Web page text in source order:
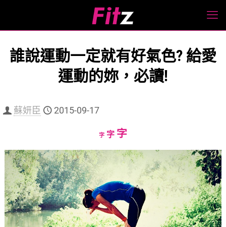
誰說運動一定就有好氣色? 給愛
運動的妳，必讀!
蘇妍臣 2015-09-17
字Decrease
字Reset
size.
字Increase
size.